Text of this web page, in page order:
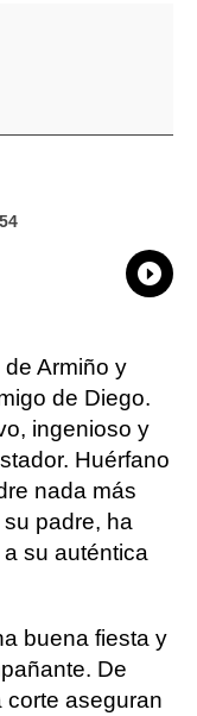
de Armiño y
de Diego.
ingenioso y
Huérfano
nada más
padre, ha
su auténtica
buena fiesta y
De
corte aseguran